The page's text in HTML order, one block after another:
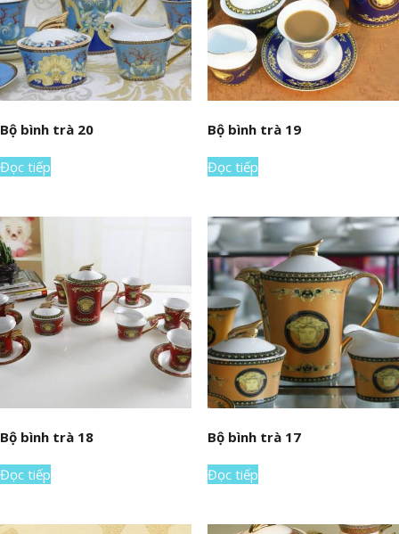
Bộ bình trà 20
Đọc tiếp
Bộ bình trà 19
Đọc tiếp
Bộ bình trà 18
Đọc tiếp
Bộ bình trà 17
Đọc tiếp